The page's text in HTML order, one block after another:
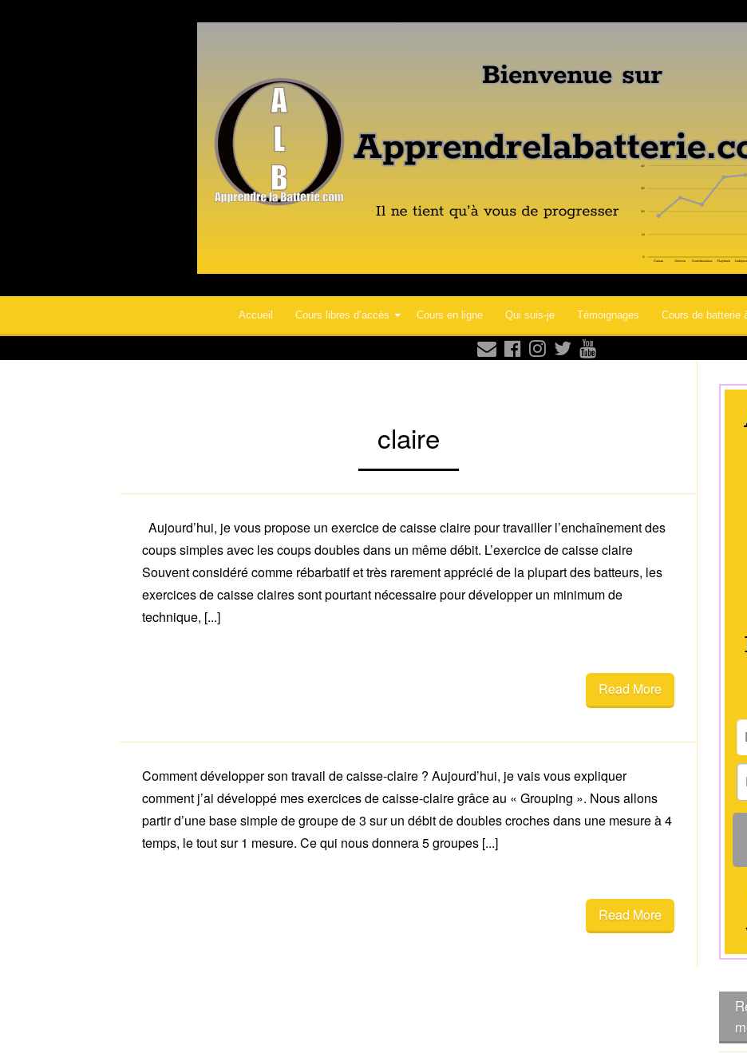
Accueil Cours libres d’accès Cours en ligne Qui suis-je Témoignages Cours de batterie
    
claire
Aujourd’hui, je vous propose un exercice de caisse claire pour travailler l’enchaînement des
coups simples avec les coups doubles dans un même débit. L’exercice de caisse claire
Souvent considéré comme rébarbatif et très rarement apprécié de la plupart des batteurs, les
exercices de caisse claires sont pourtant nécessaire pour développer un minimum de
technique, [...]
Read More
Comment développer son travail de caisse-claire ? Aujourd’hui, je vais vous expliquer
comment j’ai développé mes exercices de caisse-claire grâce au « Grouping ». Nous allons
partir d’une base simple de groupe de 3 sur un débit de doubles croches dans une mesure à 4
temps, le tout sur 1 mesure. Ce qui nous donnera 5 groupes [...]
Read More